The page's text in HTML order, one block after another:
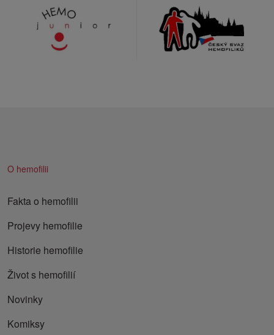
O hemofilii
Fakta o hemofilii
Projevy hemofilie
Historie hemofilie
Život s hemofilií
Novinky
Komiksy